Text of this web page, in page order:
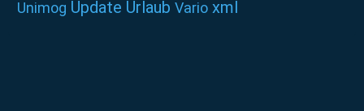
Unimog Update Urlaub Vario xml